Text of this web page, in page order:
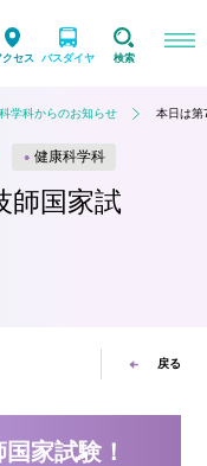
クセス バスダイヤ 検索
学科からのお知らせ 本日は第
健康科学科
師国家試
戻る
家試験！